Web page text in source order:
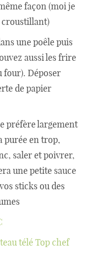
façon (moi je
croustillant)
une poêle puis
aussi les frire
four). Déposer
de papier
préfère largement
purée en trop,
saler et poivrer,
une petite sauce
sticks ou des
télé Top chef